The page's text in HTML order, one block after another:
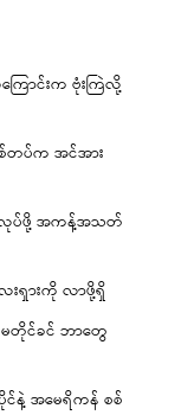
ြောင်းက ဗုံးကြဲလို့
စ်တပ်က အင်အား
ပ်လုပ်ဖို့ အကန့်အသတ်
ေးရှားကို လာဖို့ရှိ
တိုင်ခင် ဘာတွေ
င်နဲ့ အမေရိကန် စစ်